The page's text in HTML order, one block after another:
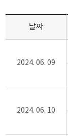
날짜
2024. 06. 09
2024. 06. 10